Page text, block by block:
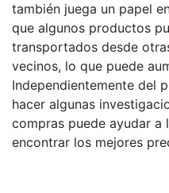
también juega un papel
que algunos productos
transportados desde
vecinos, lo que puede
Independientemente del
hacer algunas
compras puede ayudar a
encontrar los mejores